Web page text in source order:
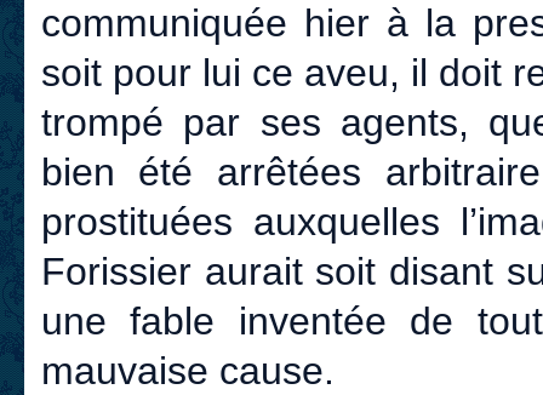
communiquée hier à la
soit pour lui ce aveu, il doit
trompé par ses agents,
bien été arrêtées
prostituées auxquelles
Forissier aurait soit disant
une fable inventée de
mauvaise cause.